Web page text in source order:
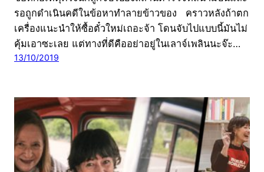
รอถูกดำเนินคดีในข้อหาทำลายข้าวของ คราวหลังถ้าตก
เครื่องแนะนำให้ซื้อตั๋วใหม่เถอะจ้า โดนจับไปแบบนี้มันไม่
คุ้มเอาซะเลย แต่ทางที่ดีคืออย่าอยู่ในเลาจ์เพลินนะจ๊ะ…
13/10/2019